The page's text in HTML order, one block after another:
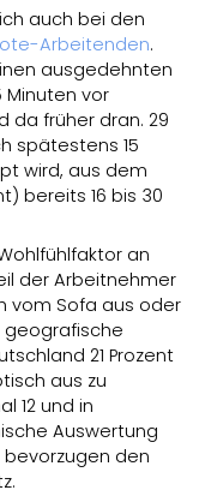
auch bei den
Arbeitenden.
ausgedehnten
Minuten vor
da früher dran. 29
spätestens 15
wird, aus dem
bereits 16 bis 30
an
der Arbeitnehmer
vom Sofa aus oder
geografische
21 Prozent
aus zu
12 und in
Auswertung
den